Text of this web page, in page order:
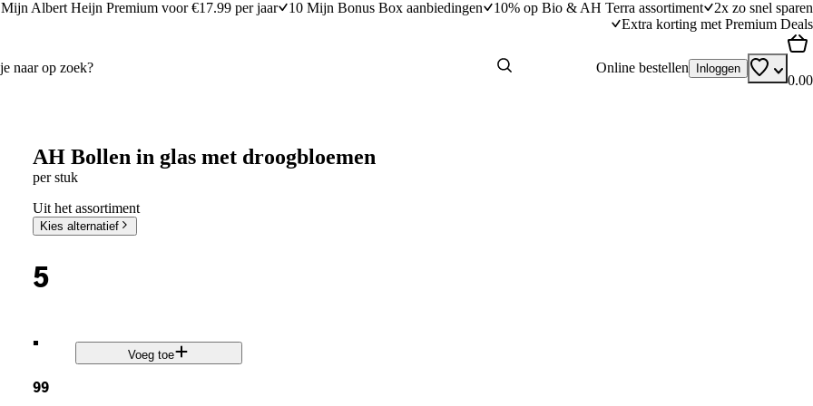
Mijn Albert Heijn Premium voor €17.99 per jaar 10 Mijn Bonus Box aanbiedingen 10% op Bio & AH Terra assortiment
2x zo snel sparen
Extra korting met Premium Deals
Online bestellen Inloggen
0.00
AH Bollen in glas met droogbloemen
per stuk
Uit het assortiment
Kies alternatief
5
.
99
Voeg toe